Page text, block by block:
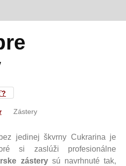
Zástery
jedinej škvrny Cukrarina je
si zaslúži profesionálne
zásterysú navrhnuté tak,